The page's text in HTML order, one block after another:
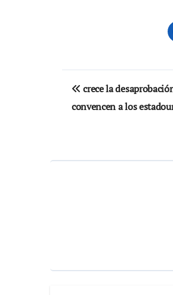
Navegación
de
crece la
convencen a los